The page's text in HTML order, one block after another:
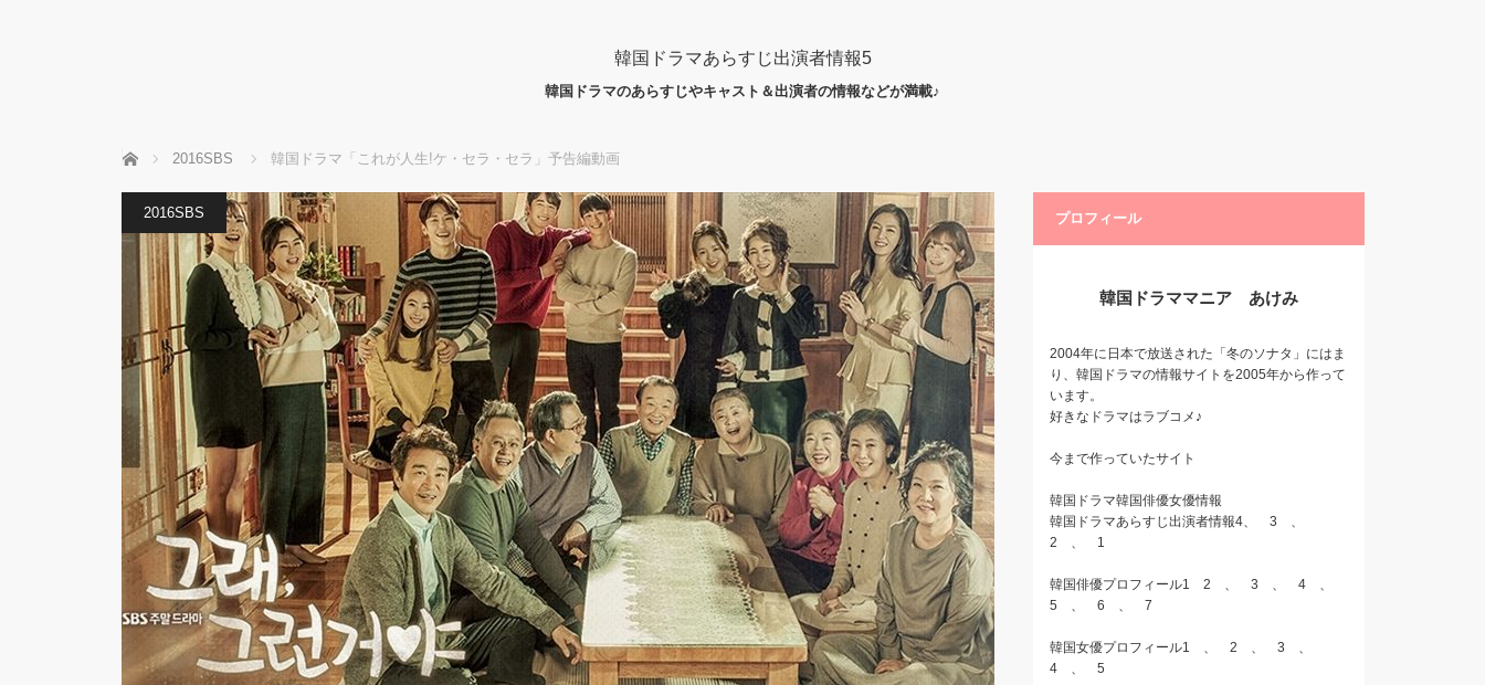
韓国ドラマあらすじ出演者情報5
韓国ドラマのあらすじやキャスト＆出演者の情報などが満載♪
ホーム 2016SBS 韓国ドラマ「これが人生!ケ・セラ・セラ」予告編動画
2016SBS プロフィール
韓国ドラママニア あけみ
2004年に日本で放送された「冬のソナタ」にはま
り、韓国ドラマの情報サイトを2005年から作って
います。
好きなドラマはラブコメ♪
今まで作っていたサイト
韓国ドラマ韓国俳優女優情報
韓国ドラマあらすじ出演者情報4、 3
、
2
、 1
韓国俳優プロフィール1 2 、 3 、 4
、
5
、 6 、 7
韓国女優プロフィール1 、 2 、 3
、
4
、 5